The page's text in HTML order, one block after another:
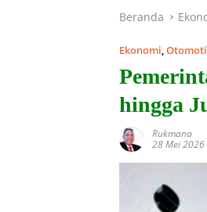
Beranda
Ekonomi,
hingga
Rukmana
28 Mei 2026